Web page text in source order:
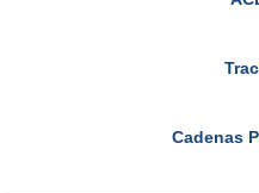
Cadenas